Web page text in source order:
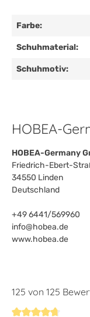
Farbe:
Schuhmaterial:
Schuhmotiv:
HOBEA-
HOBEA-Germany
Friedrich-Ebert-
34550 Linden
Deutschland
+49 6441/569960
info@hobea.de
www.hobea.de
125 von 125